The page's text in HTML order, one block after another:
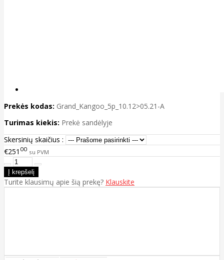
Prekės kodas: Grand_Kangoo_5p_10.12>05.21-A
Turimas kiekis: Prekė sandėlyje
Skersinių skaičius :
€251 00 su PVM
Turite klausimų apie šią prekę? Klauskite